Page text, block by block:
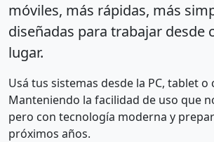
móviles, más rápidas, más
diseñadas para trabajar desde
lugar.
Usá tus sistemas desde la PC, tablet o
Manteniendo la facilidad de uso que
pero con tecnología moderna y
próximos años.